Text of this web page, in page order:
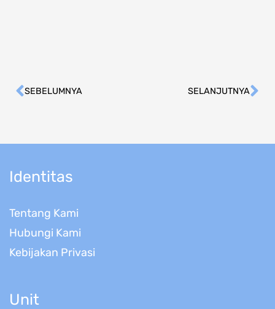
Prev
SEBELUMNYA SELANJUTNYA
Identitas
Tentang Kami
Hubungi Kami
Kebijakan Privasi
Unit